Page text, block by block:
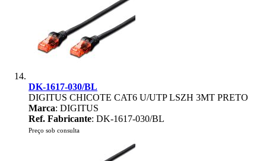
DK-1617-030/BL
DIGITUS CHICOTE CAT6 U/UTP LSZH 3MT PRETO
Marca: DIGITUS
Ref. Fabricante: DK-1617-030/BL
Preço sob consulta